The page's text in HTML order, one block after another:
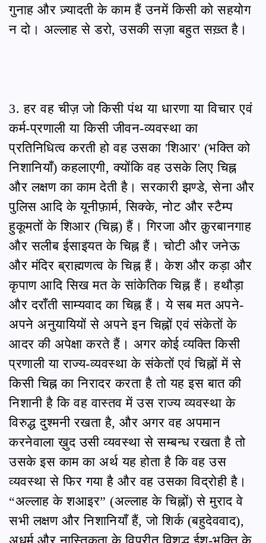
गुनाह और ज़्यादती के काम हैं उनमें किसी को सहयोग
न दो। अल्लाह से डरो, उसकी सज़ा बहुत सख़्त है।
3. हर वह चीज़ जो किसी पंथ या धारणा या विचार एवं
कर्म-प्रणाली या किसी जीवन-व्यवस्था का
प्रतिनिधित्व करती हो वह उसका 'शिआर' (भक्ति को
निशानियाँ) कहलाएगी, क्योंकि वह उसके लिए चिह्न
और लक्षण का काम देती है। सरकारी झण्डे, सेना और
पुलिस आदि के यूनीफ़ार्म, सिक्के, नोट और स्टैम्प
हुकूमतों के शिआर (चिह्न) हैं। गिरजा और क़ुरबानगाह
और सलीब ईसाइयत के चिह्न हैं। चोटी और जनेऊ
और मंदिर ब्राह्मणत्व के चिह्न हैं। केश और कड़ा और
कृपाण आदि सिख मत के सांकेतिक चिह्न हैं। हथौड़ा
और दराँती साम्यवाद का चिह्न हैं। ये सब मत अपने-
अपने अनुयायियों से अपने इन चिह्नों एवं संकेतों के
आदर की अपेक्षा करते हैं। अगर कोई व्यक्ति किसी
प्रणाली या राज्य-व्यवस्था के संकेतों एवं चिह्नों में से
किसी चिह्न का निरादर करता है तो यह इस बात की
निशानी है कि वह वास्तव में उस राज्य व्यवस्था के
विरुद्ध दुश्मनी रखता है, और अगर वह अपमान
करनेवाला ख़ुद उसी व्यवस्था से सम्बन्ध रखता है तो
उसके इस काम का अर्थ यह होता है कि वह उस
व्यवस्था से फिर गया है और वह उसका विद्रोही है।
“अल्लाह के शआइर” (अल्लाह के चिह्नों) से मुराद वे
सभी लक्षण और निशानियाँ हैं, जो शिर्क (बहुदेववाद),